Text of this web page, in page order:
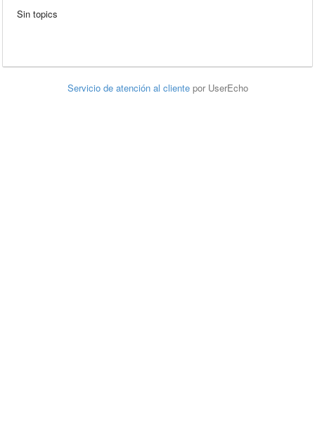
Sin topics
Servicio de atención al cliente por UserEcho